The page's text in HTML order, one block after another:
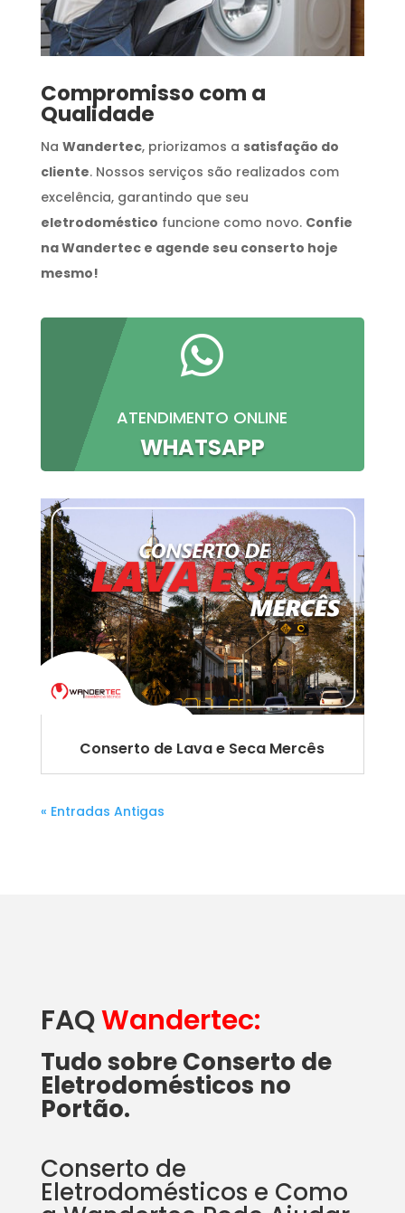
Compromisso com a
Qualidade
Na Wandertec, priorizamos a satisfação do
cliente. Nossos serviços são realizados com
excelência, garantindo que seu
eletrodoméstico funcione como novo. Confie
na Wandertec e agende seu conserto hoje
mesmo!

ATENDIMENTO ONLINE
WHATSAPP
Conserto de Lava e Seca Mercês
« Entradas Antigas
FAQWandertec:
Tudo sobre Conserto de
Eletrodomésticos no
Portão.
Conserto de
Eletrodomésticos e Como